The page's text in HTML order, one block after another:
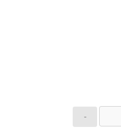
-